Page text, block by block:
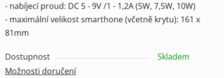
- nabíjecí proud: DC 5 - 9V /1 - 1,2A (5W, 7,5W, 10W)
- maximální velikost smarthone (včetně krytu): 161 x
81mm
Dostupnost
Skladem
Možnosti doručení